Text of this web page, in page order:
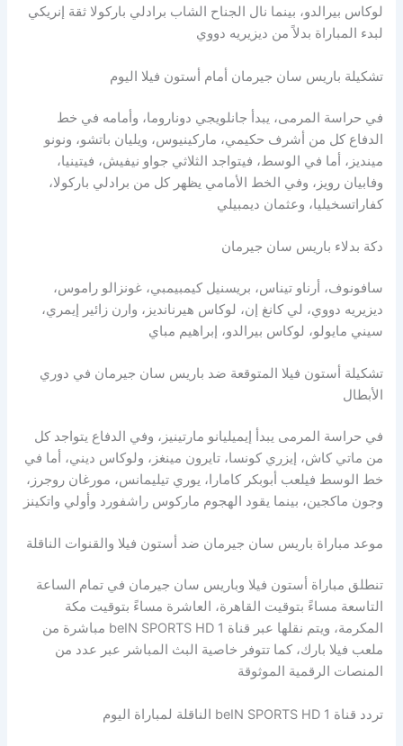
لوكاس بيرالدو، بينما نال الجناح الشاب برادلي باركولا ثقة إنريكي
لبدء المباراة بدلاً من ديزيريه دووي
تشكيلة باريس سان جيرمان أمام أستون فيلا اليوم
في حراسة المرمى، يبدأ جانلويجي دوناروما، وأمامه في خط
الدفاع كل من أشرف حكيمي، ماركينيوس، ويليان باتشو، ونونو
مينديز، أما في الوسط، فيتواجد الثلاثي جواو نيفيش، فيتينيا،
وفابيان رويز، وفي الخط الأمامي يظهر كل من برادلي باركولا،
كفاراتسخيليا، وعثمان ديمبيلي
دكة بدلاء باريس سان جيرمان
سافونوف، أرناو تيناس، بريسنيل كيمبيمبي، غونزالو راموس،
ديزيريه دووي، لي كانغ إن، لوكاس هيرنانديز، وارن زائير إيمري،
سيني مايولو، لوكاس بيرالدو، إبراهيم مباي
تشكيلة أستون فيلا المتوقعة ضد باريس سان جيرمان في دوري
الأبطال
في حراسة المرمى يبدأ إيميليانو مارتينيز، وفي الدفاع يتواجد كل
من ماتي كاش، إيزري كونسا، تايرون مينغز، ولوكاس ديني، أما في
خط الوسط فيلعب أبوبكر كامارا، يوري تيليمانس، مورغان روجرز،
وجون ماكجين، بينما يقود الهجوم ماركوس راشفورد وأولي واتكينز
موعد مباراة باريس سان جيرمان ضد أستون فيلا والقنوات الناقلة
تنطلق مباراة أستون فيلا وباريس سان جيرمان في تمام الساعة
التاسعة مساءً بتوقيت القاهرة، العاشرة مساءً بتوقيت مكة
المكرمة، ويتم نقلها عبر قناة beIN SPORTS HD 1 مباشرة من
ملعب فيلا بارك، كما تتوفر خاصية البث المباشر عبر عدد من
المنصات الرقمية الموثوقة
تردد قناة beIN SPORTS HD 1 الناقلة لمباراة اليوم